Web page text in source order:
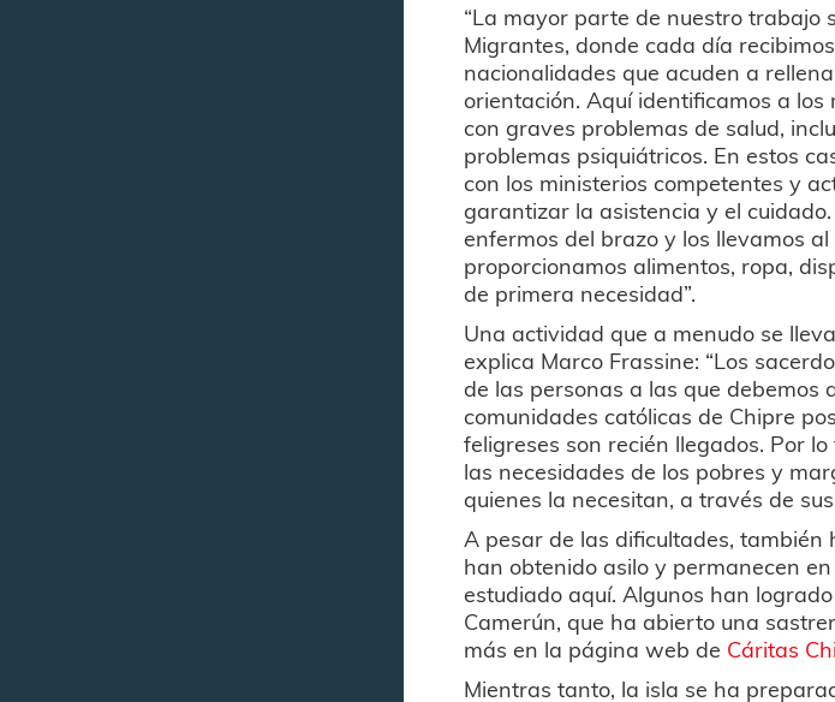
“La mayor parte de nuestro trabajo
Migrantes, donde cada día
nacionalidades que acuden a
orientación. Aquí identificamos a
con graves problemas de salud,
problemas psiquiátricos. En estos
con los ministerios competentes y
garantizar la asistencia y el
enfermos del brazo y los llevamos
proporcionamos alimentos, ropa,
de primera necesidad”.
Una actividad que a menudo se
explica Marco Frassine: “Los
de las personas a las que debemos
comunidades católicas de Chipre
feligreses son recién llegados. Por
las necesidades de los pobres y
quienes la necesitan, a través de
A pesar de las dificultades, también
han obtenido asilo y permanecen
estudiado aquí. Algunos han
Camerún, que ha abierto una
más en la página web de Cáritas
Mientras tanto, la isla se ha